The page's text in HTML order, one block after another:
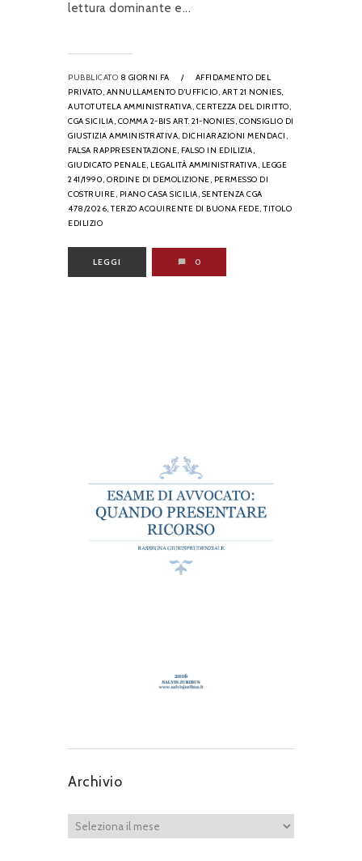
lettura dominante e...
PUBBLICATO 8 GIORNI FA /
AFFIDAMENTO DEL
PRIVATO, ANNULLAMENTO D’UFFICIO, ART 21 NONIES,
AUTOTUTELA AMMINISTRATIVA, CERTEZZA DEL DIRITTO,
CGA SICILIA, COMMA 2-BIS ART. 21-NONIES, CONSIGLIO DI
GIUSTIZIA AMMINISTRATIVA, DICHIARAZIONI MENDACI,
FALSA RAPPRESENTAZIONE, FALSO IN EDILIZIA,
GIUDICATO PENALE, LEGALITÀ AMMINISTRATIVA, LEGGE
241/1990, ORDINE DI DEMOLIZIONE, PERMESSO DI
COSTRUIRE, PIANO CASA SICILIA, SENTENZA CGA
478/2026, TERZO ACQUIRENTE DI BUONA FEDE, TITOLO
EDILIZIO
LEGGI 0
Archivio